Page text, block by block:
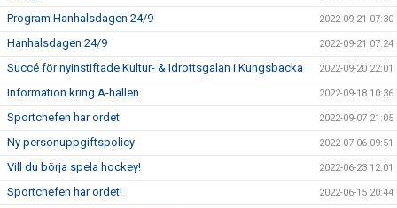
Program Hanhalsdagen 24/9 2022-09-21 07:30
Hanhalsdagen 24/9 2022-09-21 07:24
Succé för nyinstiftade Kultur- & Idrottsgalan i Kungsbacka 2022-09-20 22:01
Information kring A-hallen. 2022-09-18 10:36
Sportchefen har ordet 2022-09-07 21:05
Ny personuppgiftspolicy 2022-07-06 09:51
Vill du börja spela hockey! 2022-06-23 12:01
Sportchefen har ordet! 2022-06-15 20:44